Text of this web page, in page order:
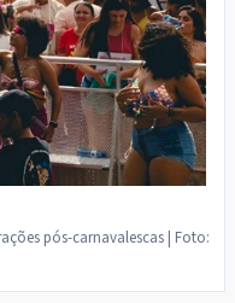
pós-carnavalescas | Foto: